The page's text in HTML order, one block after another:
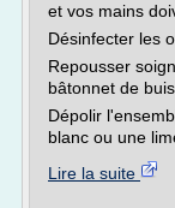
et vos mains
Désinfecter les
Repousser
bâtonnet de
Dépolir
blanc ou une
Lire la suite